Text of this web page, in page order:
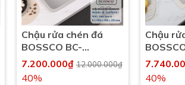
Chậu rửa chén đá
BOSSCO BC-
G9050XKS 1 hộc bo
góc
7.200.000₫12.000.000₫
40%
Chậu
phím đa
40%